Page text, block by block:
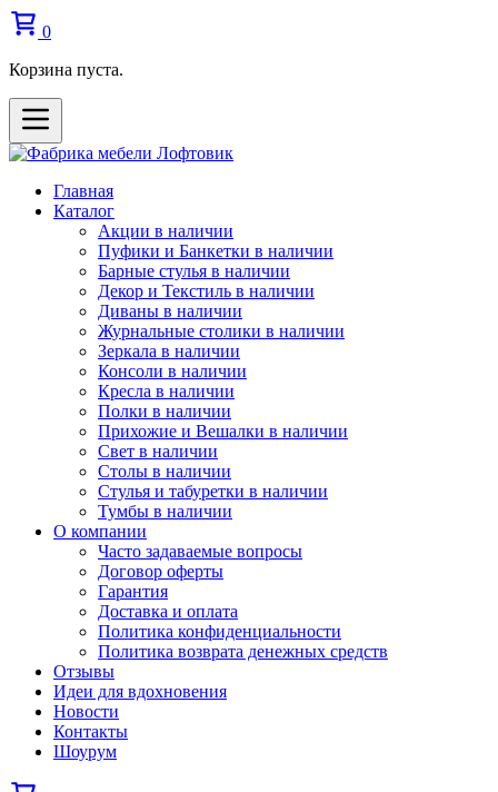
0
Корзина пуста.
Главная
Каталог
Акции в наличии
Пуфики и Банкетки в наличии
Барные стулья в наличии
Декор и Текстиль в наличии
Диваны в наличии
Журнальные столики в наличии
Зеркала в наличии
Консоли в наличии
Кресла в наличии
Полки в наличии
Прихожие и Вешалки в наличии
Свет в наличии
Столы в наличии
Стулья и табуретки в наличии
Тумбы в наличии
О компании
Часто задаваемые вопросы
Договор оферты
Гарантия
Доставка и оплата
Политика конфиденциальности
Политика возврата денежных средств
Отзывы
Идеи для вдохновения
Новости
Контакты
Шоурум